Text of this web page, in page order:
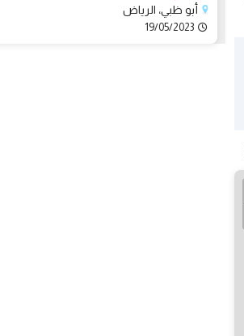
أبو ظبي، الرياض
19/05/2023